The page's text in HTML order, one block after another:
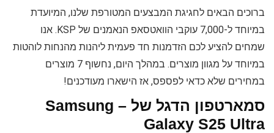
ברוכים הבאים לחגיגת המבצעים המטורפת שלנו, המיועדת
במיוחד ל-7,000 עוקבי הוואטסאפ הנאמנים של KSP. אנו
שמחים להציע לכם הזדמנות חד פעמית ליהנות מהנחות לוהטות
במיוחד על מגוון מוצרים. במהלך היום, נחשוף 7 מוצרים
במחירים שלא כדאי לפספס, אז הישארו מעודכנים!
סמארטפון הדגל של Samsung –
Galaxy S25 Ultra